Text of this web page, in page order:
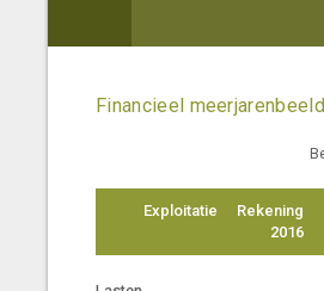
Financieel meerjarenbeeld
Exploitatie
Rekening
2016